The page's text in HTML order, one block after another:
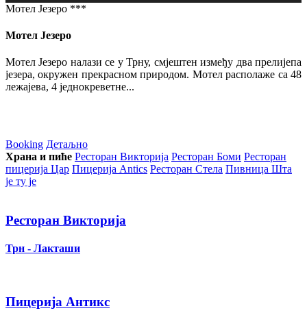
Мотел Језеро ***
Мотел Језеро
Мотел Језеро налази се у Трну, смјештен између два прелијепа
језера, окружен прекрасном природом. Мотел располаже са 48
лежајева, 4 једнокреветне...
Booking Детаљно
Храна и пиће Ресторан Викторија Ресторан Боми Ресторан
пицерија Цар Пицерија Аntics Ресторан Стела Пивница Шта
је ту је
Ресторан Викторија
Трн - Лакташи
Пицерија Антикс